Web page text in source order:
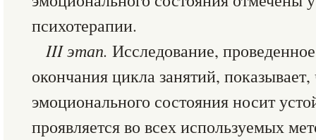
психотерапии.
III этап. Исследование,
окончания цикла занятий,
эмоционального состояния носит
проявляется во всех используемых